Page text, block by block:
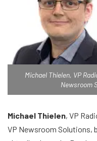
Michael Thielen, VP
Newsroom
Michael Thielen, VP
VP Newsroom Solutions,